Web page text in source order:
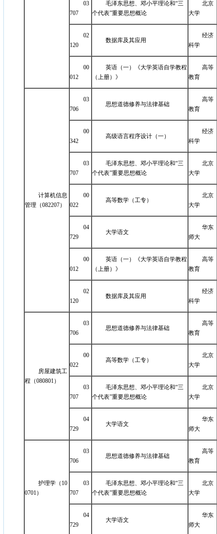
03
707
毛泽东思想、邓小平理论和“三
个代表”重要思想概论
北京
大学
02
120
数据库及其应用
经济
科学
00
012
英语（一）《大学英语自学教程
（上册）》
高等
教育
计算机信息
管理（082207）
03
706
思想道德修养与法律基础
高等
教育
00
342
高级语言程序设计（一）
经济
科学
03
707
毛泽东思想、邓小平理论和“三
个代表”重要思想概论
北京
大学
00
022
高等数学（工专）
北京
大学
04
729
大学语文
华东
师大
00
012
英语（一）《大学英语自学教程
（上册）》
高等
教育
02
120
数据库及其应用
经济
科学
房屋建筑工
程（080801）
03
706
思想道德修养与法律基础
高等
教育
00
022
高等数学（工专）
北京
大学
03
707
毛泽东思想、邓小平理论和“三
个代表”重要思想概论
北京
大学
04
729
大学语文
华东
师大
护理学（10
0701）
03
706
思想道德修养与法律基础
高等
教育
03
707
毛泽东思想、邓小平理论和“三
个代表”重要思想概论
北京
大学
04
729
大学语文
华东
师大